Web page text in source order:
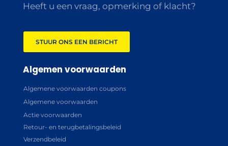
Heeft u een vraag, opmerking of klacht?
STUUR ONS EEN BERICHT
Algemen voorwaarden
Algemene voorwaarden coupons
Algemene voorwaarden
Actie voorwaarden
Retour- en terugbetalingsbeleid
Verzendbeleid